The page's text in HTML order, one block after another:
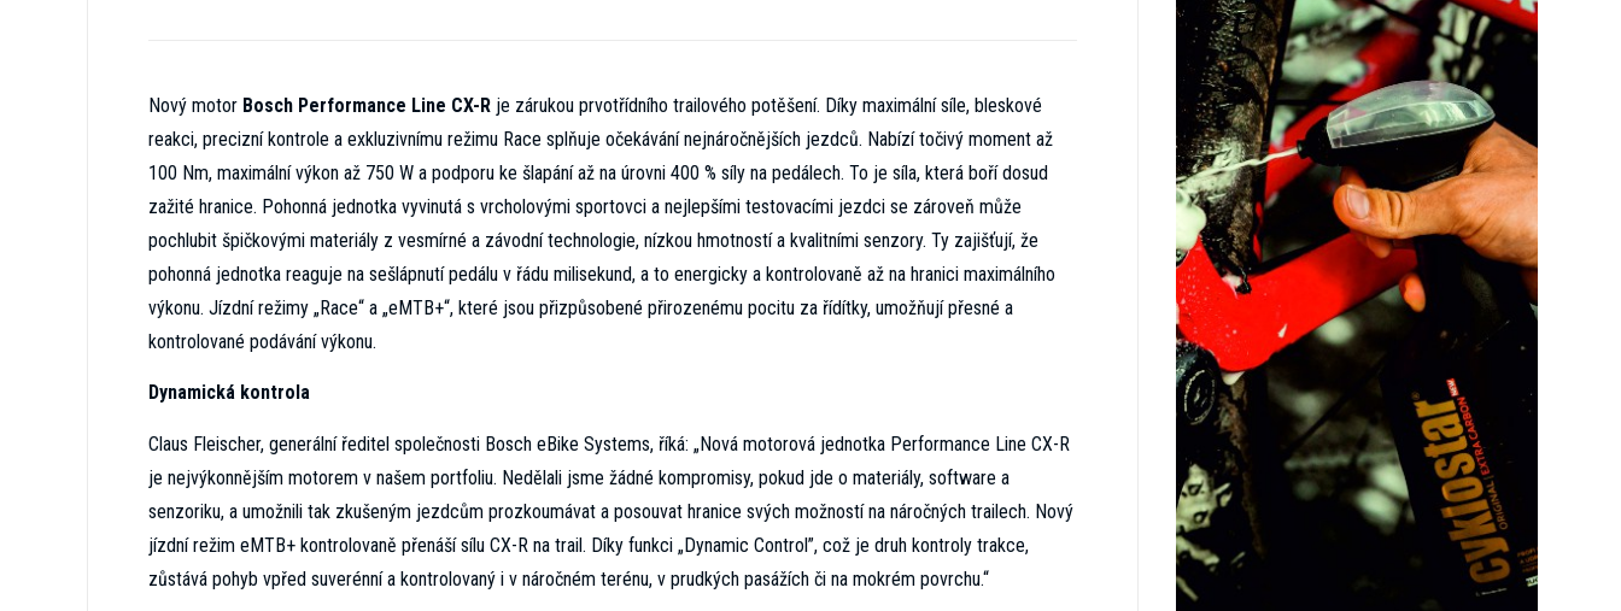
Nový motor Bosch Performance Line CX-R je zárukou prvotřídního trailového potěšení. Díky maximální síle, bleskové
reakci, precizní kontrole a exkluzivnímu režimu Race splňuje očekávání nejnáročnějších jezdců. Nabízí točivý moment až
100 Nm, maximální výkon až 750 W a podporu ke šlapání až na úrovni 400 % síly na pedálech. To je síla, která boří dosud
zažité hranice. Pohonná jednotka vyvinutá s vrcholovými sportovci a nejlepšími testovacími jezdci se zároveň může
pochlubit špičkovými materiály z vesmírné a závodní technologie, nízkou hmotností a kvalitními senzory. Ty zajišťují, že
pohonná jednotka reaguje na sešlápnutí pedálu v řádu milisekund, a to energicky a kontrolovaně až na hranici maximálního
výkonu. Jízdní režimy „Race“ a „eMTB+“, které jsou přizpůsobené přirozenému pocitu za řídítky, umožňují přesné a
kontrolované podávání výkonu.
Dynamická kontrola
Claus Fleischer, generální ředitel společnosti Bosch eBike Systems, říká: „Nová motorová jednotka Performance Line CX-R
je nejvýkonnějším motorem v našem portfoliu. Nedělali jsme žádné kompromisy, pokud jde o materiály, software a
senzoriku, a umožnili tak zkušeným jezdcům prozkoumávat a posouvat hranice svých možností na náročných trailech. Nový
jízdní režim eMTB+ kontrolovaně přenáší sílu CX-R na trail. Díky funkci „Dynamic Control”, což je druh kontroly trakce,
zůstává pohyb vpřed suverénní a kontrolovaný i v náročném terénu, v prudkých pasážích či na mokrém povrchu.“